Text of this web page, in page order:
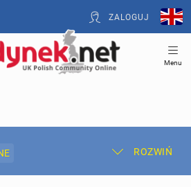
ZALOGUJ
Menu
ROZWIŃ